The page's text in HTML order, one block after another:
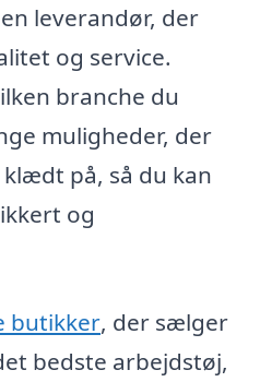
leverandør, der
og service.
branche du
muligheder, der
på, så du kan
og
butikker, der sælger
bedste arbejdstøj,